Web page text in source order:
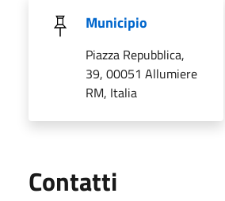
Municipio
Piazza Repubblica,
39, 00051 Allumiere
RM, Italia
Contatti